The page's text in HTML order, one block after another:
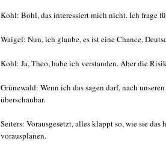
Kohl: Bohl, das interessiert mich nicht. Ich frage
Waigel: Nun, ich glaube, es ist eine Chance,
Kohl: Ja, Theo, habe ich verstanden. Aber die
Grünewald: Wenn ich das sagen darf, nach
überschaubar.
Seiters: Vorausgesetzt, alles klappt so, wie sie
vorausplanen.